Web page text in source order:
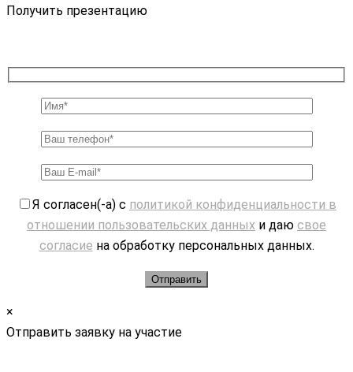
Получить презентацию
Я согласен(-а) с политикой конфиденциальности в
отношении пользовательских данных и даю свое
согласие на обработку персональных данных.
×
Отправить заявку на участие